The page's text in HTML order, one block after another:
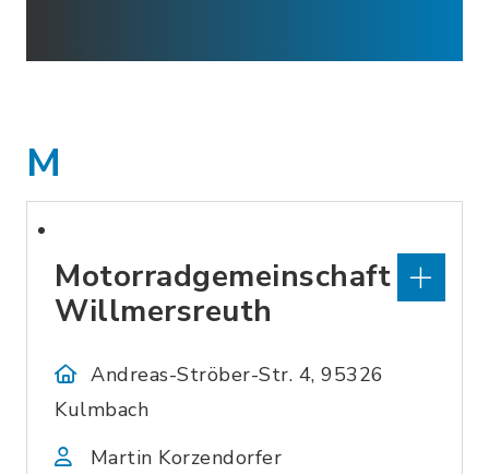
M
Motorradgemeinschaft
Willmersreuth
Andreas-Ströber-Str. 4, 95326
Kulmbach
Martin Korzendorfer